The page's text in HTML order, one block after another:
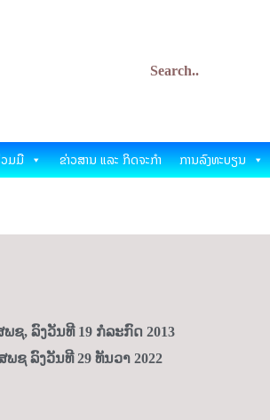
ມມື ຂ່າວສານ ແລະ ກິດຈະກຳ ການລົງທະບຽນ
ຊ, ລົງວັນທີ 19 ກໍລະກົດ 2013
ຊ ລົງວັນທີ 29 ທັນວາ 2022